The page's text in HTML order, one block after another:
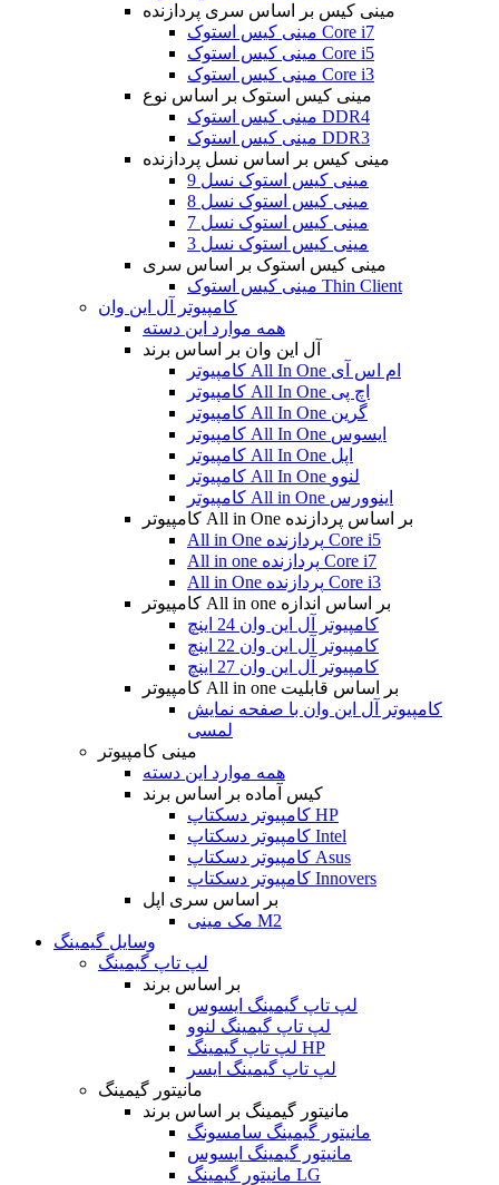
مینی کیس بر اساس سری پردازنده
مینی کیس استوک Core i7
مینی کیس استوک Core i5
مینی کیس استوک Core i3
مینی کیس استوک بر اساس نوع
مینی کیس استوک DDR4
مینی کیس استوک DDR3
مینی کیس بر اساس نسل پردازنده
مینی کیس استوک نسل 9
مینی کیس استوک نسل 8
مینی کیس استوک نسل 7
مینی کیس استوک نسل 3
مینی کیس استوک بر اساس سری
مینی کیس استوک Thin Client
کامپیوتر آل این وان
همه موارد این دسته
آل این وان بر اساس برند
کامپیوتر All In One ام اس آی
کامپیوتر All In One اچ پی
کامپیوتر All In One گرین
کامپیوتر All In One ایسوس
کامپیوتر All In One اپل
کامپیوتر All In One لنوو
کامپیوتر All in One اینوورس
کامپیوتر All in One بر اساس پردازنده
All in One پردازنده Core i5
All in one پردازنده Core i7
All in One پردازنده Core i3
کامپیوتر All in one بر اساس اندازه
کامپیوتر آل این وان 24 اینچ
کامپیوتر آل این وان 22 اینچ
کامپیوتر آل این وان 27 اینچ
کامپیوتر All in one بر اساس قابلیت
کامپیوتر آل این وان با صفحه نمایش
لمسی
مینی کامپیوتر
همه موارد این دسته
کیس آماده بر اساس برند
کامپیوتر دسکتاپ HP
کامپیوتر دسکتاپ Intel
کامپیوتر دسکتاپ Asus
کامپیوتر دسکتاپ Innovers
بر اساس سری اپل
مک مینی M2
وسایل گیمینگ
لپ تاپ گیمینگ
بر اساس برند
لپ تاپ گیمینگ ایسوس
لپ تاپ گیمینگ لنوو
لپ تاپ گیمینگ HP
لپ تاپ گیمینگ ایسر
مانیتور گیمینگ
مانیتور گیمینگ بر اساس برند
مانیتور گیمینگ سامسونگ
مانیتور گیمینگ ایسوس
مانیتور گیمینگ LG